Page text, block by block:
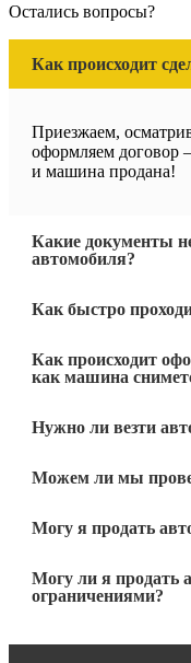
Остались вопросы?
Как происходит
Приезжаем,
оформляем договор
и машина продана!
Какие документы
автомобиля?
Как быстро
Как происходит
как машина
Нужно ли везти
Можем ли мы
Могу я продать
Могу ли я продать
ограничениями?